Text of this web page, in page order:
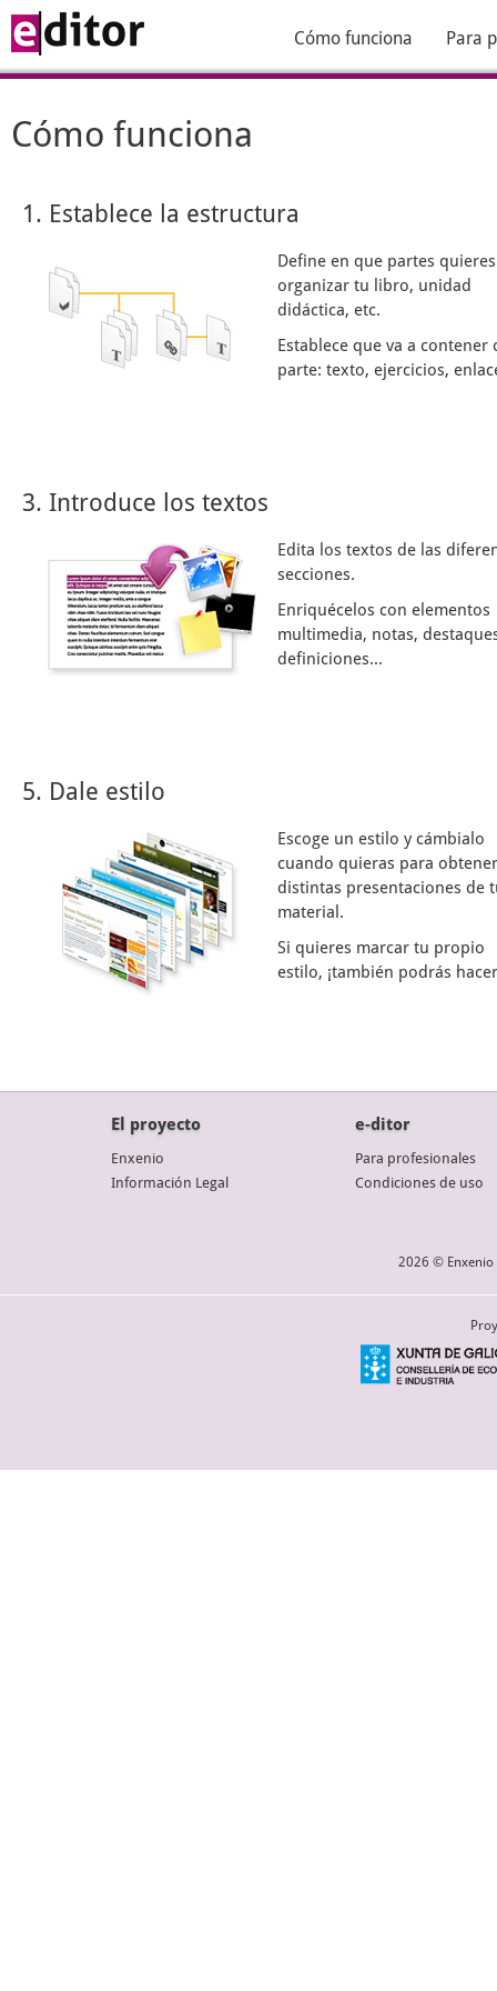
Cómo funciona Para
Cómo funciona
1. Establece la estructura
Define en que partes quieres
organizar tu libro, unidad
didáctica, etc.
Establece que va a contener
parte: texto, ejercicios,
3. Introduce los textos
Edita los textos de las
secciones.
Enriquécelos con elementos
multimedia, notas,
definiciones...
5. Dale estilo
Escoge un estilo y cámbialo
cuando quieras para obtener
distintas presentaciones de
material.
Si quieres marcar tu propio
estilo, ¡también podrás
El proyecto
Enxenio
Información Legal
e-ditor
Para profesionales
Condiciones de uso
2026 © Enxenio